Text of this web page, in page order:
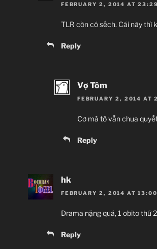
FEBRUARY 2, 2014 AT 23:29
TLR còn có sếch. Cái này thì
Reply
Vợ Tôm
FEBRUARY 2, 2014 AT
Cơ mà tớ vẫn chua
Reply
hk
FEBRUARY 2, 2014 AT 13:00
Drama nặng quá, 1 obito thứ
Reply